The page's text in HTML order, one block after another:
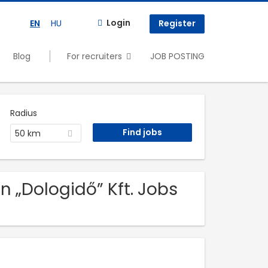
EN HU Login Register
Blog For recruiters JOB POSTING
Radius
50 km
Kft. Jobs